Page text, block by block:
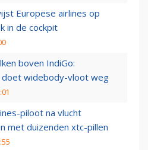
Europese airlines op
in de cockpit
boven IndiGo:
widebody-vloot weg
piloot na vlucht
met duizenden xtc-pillen